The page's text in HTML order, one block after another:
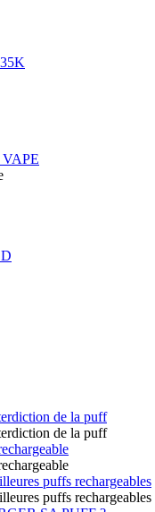
de la puff
de la puff
puffs rechargeables
puffs rechargeables